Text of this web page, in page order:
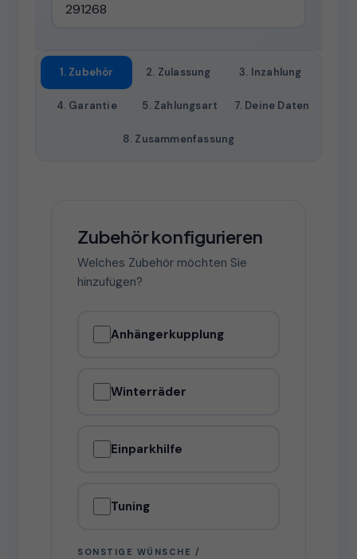
1. Zubehör 2. Zulassung 3. Inzahlung
4. Garantie 5. Zahlungsart 7. Deine Daten
8. Zusammenfassung
Zubehör konfigurieren
Welches Zubehör möchten Sie
hinzufügen?
Anhängerkupplung
Winterräder
Einparkhilfe
Tuning
SONSTIGE WÜNSCHE /